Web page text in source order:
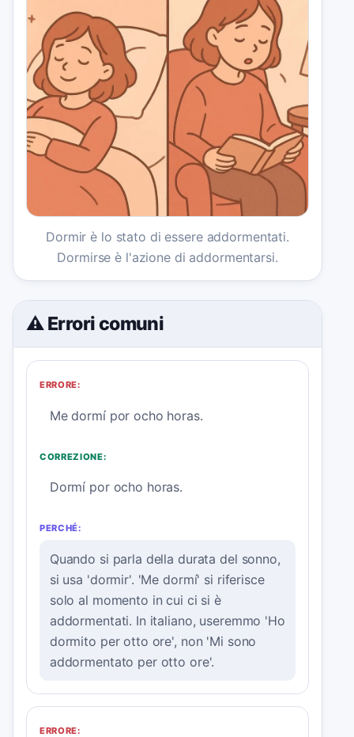
Dormir è lo stato di essere addormentati.
Dormirse è l'azione di addormentarsi.
⚠️ Errori comuni
ERRORE:
Me dormí por ocho horas.
CORREZIONE:
Dormí por ocho horas.
PERCHÉ:
Quando si parla della durata del sonno,
si usa 'dormir'. 'Me dormí' si riferisce
solo al momento in cui ci si è
addormentati. In italiano, useremmo 'Ho
dormito per otto ore', non 'Mi sono
addormentato per otto ore'.
ERRORE: